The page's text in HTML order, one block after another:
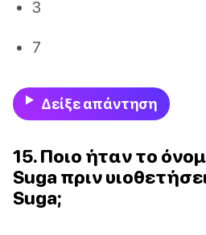
3
7
Δείξε απάντηση
15. Ποιο ήταν το
Suga πριν
Suga;